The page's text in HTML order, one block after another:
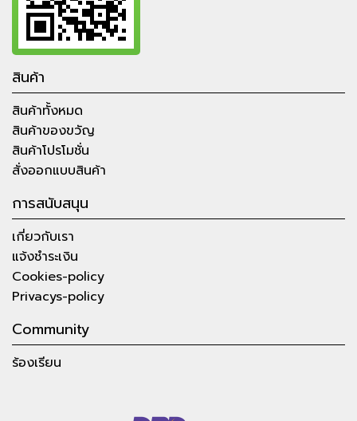
สินค้า
สินค้าทั้งหมด
สินค้าของขวัญ
สินค้าโปรโมชั่น
สั่งออกแบบสินค้า
การสนับสนุน
เกี่ยวกับเรา
แจ้งชำระเงิน
Cookies-policy
Privacys-policy
Community
ร้องเรียน